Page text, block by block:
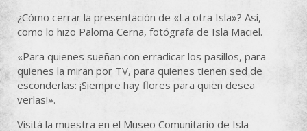
¿Cómo cerrar la presentación de «La otra Isla»? Así,
como lo hizo Paloma Cerna, fotógrafa de Isla Maciel.
«Para quienes sueñan con erradicar los pasillos, para
quienes la miran por TV, para quienes tienen sed de
esconderlas: ¡Siempre hay flores para quien desea
verlas!».
Visitá la muestra en el Museo Comunitario de Isla